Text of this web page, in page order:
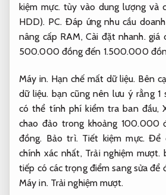
kiệm mực.tùy vào dung lượng và
HDD). PC. Đáp ứng nhu cầu
nâng cấp RAM, Cài đặt nhanh.giá
500.000 đồng đến 1.500.000
Máy in. Hạn chế mất dữ liệu. Bên
dữ liệu. bạn cũng nên lưu ý rằng 1
có thể tính phí kiểm tra ban đầu,
chao đảo trong khoảng
đồng. Bảo trì. Tiết kiệm mực.Để
chính xác nhất, Trải nghiệm mượt.
tiếp có các trọng điểm sang sửa để
Máy in. Trải nghiệm mượt.